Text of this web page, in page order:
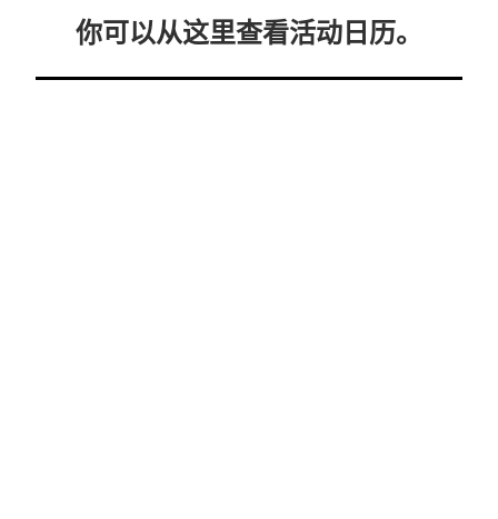
你可以从这里查看活动日历。